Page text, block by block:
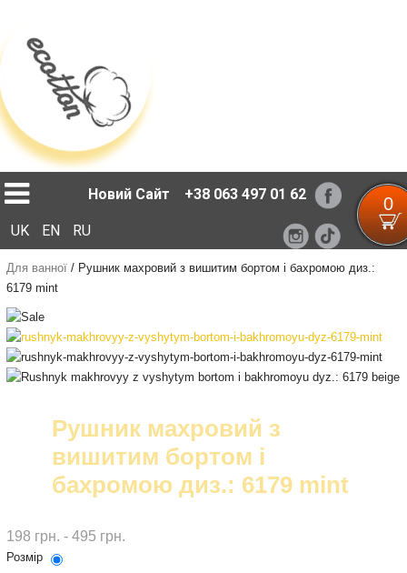
Новий Сайт +38 063 497 01 62 0
UK EN RU
Для ванної/ Рушник махровий з вишитим бортом і бахромою диз.:
6179 mint
Рушник махровий з
вишитим бортом і
бахромою диз.: 6179 mint
198 грн. - 495 грн.
Розмір